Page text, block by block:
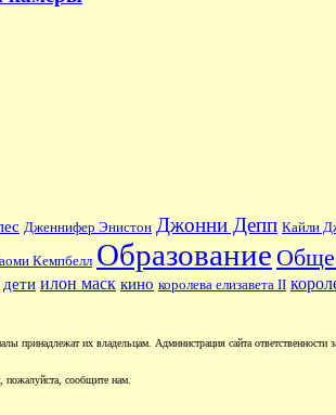
Дженнифер Энистон Джонни Депп Кайли
Кемпбелл Образование
дети илон маск кино королева елизавета II
их владельцам. Администрация сайта ответственности
сообщите нам.